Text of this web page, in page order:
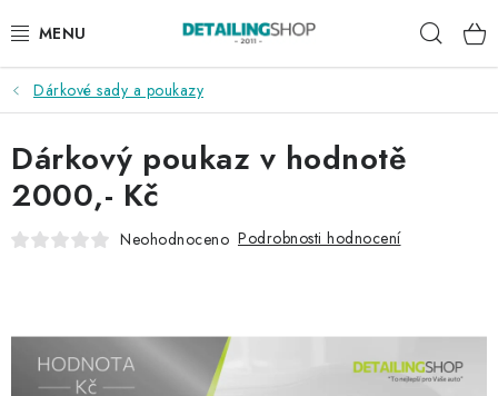
na
AKCE
NOVINKY
EXTERIÉR
DÁRKOVÉ SADY A POUKAZY
Dárkové sady a poukazy
Dárkový poukaz v hodnotě
2000,- Kč
Neohodnoceno Podrobnosti hodnocení